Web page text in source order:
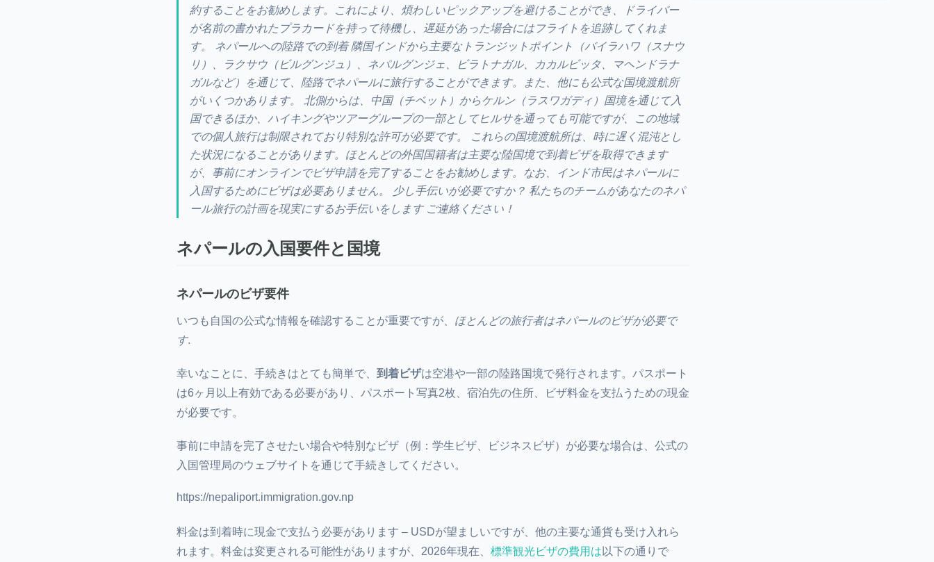
約することをお勧めします。これにより、煩わしいピックアップを避けることができ、ドライバー
が名前の書かれたプラカードを持って待機し、遅延があった場合にはフライトを追跡してくれま
す。 ネパールへの陸路での到着 隣国インドから主要なトランジットポイント（バイラハワ（スナウ
リ）、ラクサウ（ビルグンジュ）、ネパルグンジェ、ビラトナガル、カカルビッタ、マヘンドラナ
ガルなど）を通じて、陸路でネパールに旅行することができます。また、他にも公式な国境渡航所
がいくつかあります。 北側からは、中国（チベット）からケルン（ラスワガディ）国境を通じて入
国できるほか、ハイキングやツアーグループの一部としてヒルサを通っても可能ですが、この地域
での個人旅行は制限されており特別な許可が必要です。 これらの国境渡航所は、時に遅く混沌とし
た状況になることがあります。ほとんどの外国国籍者は主要な陸国境で到着ビザを取得できます
が、事前にオンラインでビザ申請を完了することをお勧めします。なお、インド市民はネパールに
入国するためにビザは必要ありません。 少し手伝いが必要ですか？ 私たちのチームがあなたのネパ
ール旅行の計画を現実にするお手伝いをします ご連絡ください！
ネパールの入国要件と国境
ネパールのビザ要件
いつも自国の公式な情報を確認することが重要ですが、 ほとんどの旅行者はネパールのビザが必要で
す.
幸いなことに、手続きはとても簡単で、 到着ビザは空港や一部の陸路国境で発行されます。パスポート
は6ヶ月以上有効である必要があり、パスポート写真2枚、宿泊先の住所、ビザ料金を支払うための現金
が必要です。
事前に申請を完了させたい場合や特別なビザ（例：学生ビザ、ビジネスビザ）が必要な場合は、公式の
入国管理局のウェブサイトを通じて手続きしてください。
https://nepaliport.immigration.gov.np
料金は到着時に現金で支払う必要があります – USDが望ましいですが、他の主要な通貨も受け入れら
れます。料金は変更される可能性がありますが、2026年現在、 標準観光ビザの費用は 以下の通りで